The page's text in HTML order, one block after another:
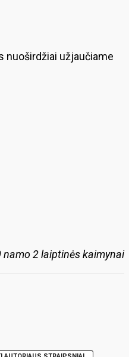
nuoširdžiai užjaučiame
2 laiptinės kaimynai